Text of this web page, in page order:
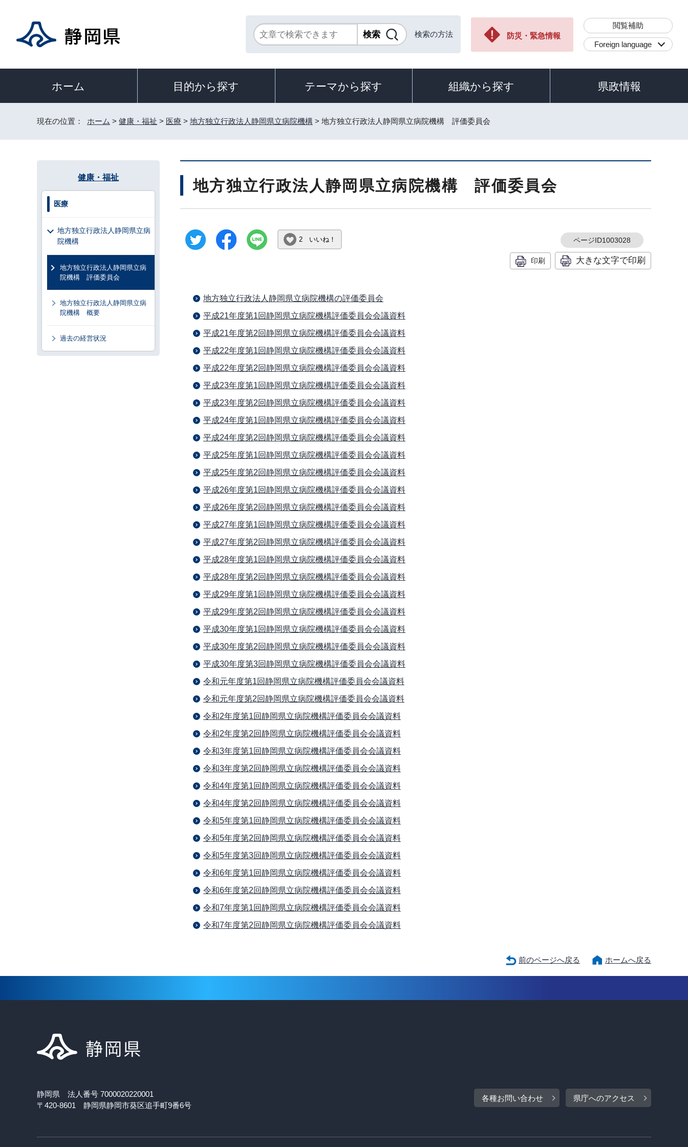
検索の方法 防災・緊急情報
閲覧補助
Foreign language
ホーム 目的から探す テーマから探す 組織から探す 県政情報
現在の位置： ホーム > 健康・福祉 > 医療 > 地方独立行政法人静岡県立病院機構 > 地方独立行政法人静岡県立病院機構 評価委員会
地方独立行政法人静岡県立病院機構 評価委員会
2 いいね！ ページID1003028
印刷 大きな文字で印刷
地方独立行政法人静岡県立病院機構の評価委員会
平成21年度第1回静岡県立病院機構評価委員会会議資料
平成21年度第2回静岡県立病院機構評価委員会会議資料
平成22年度第1回静岡県立病院機構評価委員会会議資料
平成22年度第2回静岡県立病院機構評価委員会会議資料
平成23年度第1回静岡県立病院機構評価委員会会議資料
平成23年度第2回静岡県立病院機構評価委員会会議資料
平成24年度第1回静岡県立病院機構評価委員会会議資料
平成24年度第2回静岡県立病院機構評価委員会会議資料
平成25年度第1回静岡県立病院機構評価委員会会議資料
平成25年度第2回静岡県立病院機構評価委員会会議資料
平成26年度第1回静岡県立病院機構評価委員会会議資料
平成26年度第2回静岡県立病院機構評価委員会会議資料
平成27年度第1回静岡県立病院機構評価委員会会議資料
平成27年度第2回静岡県立病院機構評価委員会会議資料
平成28年度第1回静岡県立病院機構評価委員会会議資料
平成28年度第2回静岡県立病院機構評価委員会会議資料
平成29年度第1回静岡県立病院機構評価委員会会議資料
平成29年度第2回静岡県立病院機構評価委員会会議資料
平成30年度第1回静岡県立病院機構評価委員会会議資料
平成30年度第2回静岡県立病院機構評価委員会会議資料
平成30年度第3回静岡県立病院機構評価委員会会議資料
令和元年度第1回静岡県立病院機構評価委員会会議資料
令和元年度第2回静岡県立病院機構評価委員会会議資料
令和2年度第1回静岡県立病院機構評価委員会会議資料
令和2年度第2回静岡県立病院機構評価委員会会議資料
令和3年度第1回静岡県立病院機構評価委員会会議資料
令和3年度第2回静岡県立病院機構評価委員会会議資料
令和4年度第1回静岡県立病院機構評価委員会会議資料
令和4年度第2回静岡県立病院機構評価委員会会議資料
令和5年度第1回静岡県立病院機構評価委員会会議資料
令和5年度第2回静岡県立病院機構評価委員会会議資料
令和5年度第3回静岡県立病院機構評価委員会会議資料
令和6年度第1回静岡県立病院機構評価委員会会議資料
令和6年度第2回静岡県立病院機構評価委員会会議資料
令和7年度第1回静岡県立病院機構評価委員会会議資料
令和7年度第2回静岡県立病院機構評価委員会会議資料
健康・福祉
医療
地方独立行政法人静岡県立病
院機構
地方独立行政法人静岡県立病
院機構 評価委員会
地方独立行政法人静岡県立病
院機構 概要
過去の経営状況
前のページへ戻る ホームへ戻る
静岡県 法人番号 7000020220001
〒420-8601 静岡県静岡市葵区追手町9番6号
各種お問い合わせ 県庁へのアクセス